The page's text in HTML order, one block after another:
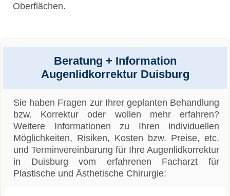
Oberflächen.
Beratung + Information
Augenlidkorrektur Duisburg
Sie haben Fragen zur Ihrer geplanten Behandlung
bzw. Korrektur oder wollen mehr erfahren?
Weitere Informationen zu Ihren individuellen
Möglichkeiten, Risiken, Kosten bzw. Preise, etc.
und Terminvereinbarung für Ihre Augenlidkorrektur
in Duisburg vom erfahrenen Facharzt für
Plastische und Ästhetische Chirurgie: